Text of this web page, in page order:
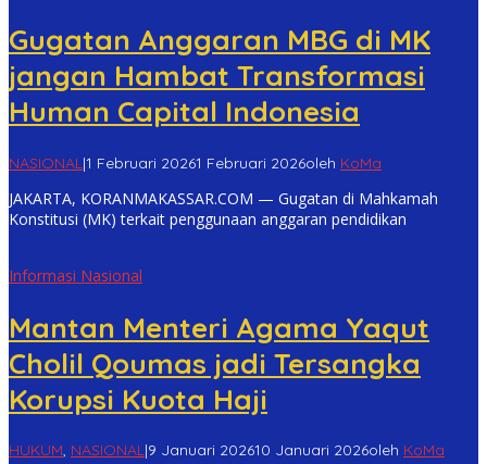
Gugatan Anggaran MBG di MK
jangan Hambat Transformasi
Human Capital Indonesia
NASIONAL|1 Februari 20261 Februari 2026oleh KoMa
JAKARTA, KORANMAKASSAR.COM — Gugatan di Mahkamah
Konstitusi (MK) terkait penggunaan anggaran pendidikan
Informasi Nasional
Mantan Menteri Agama Yaqut
Cholil Qoumas jadi Tersangka
Korupsi Kuota Haji
HUKUM, NASIONAL|9 Januari 202610 Januari 2026oleh KoMa